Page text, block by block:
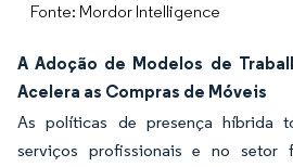
Fonte: Mordor Intelligence
A Adoção de Modelos de
Acelera as Compras de Móveis
As políticas de presença híbrida
serviços profissionais e no setor